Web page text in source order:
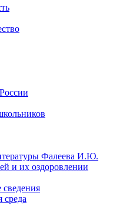
Фалеева И.Ю.
и их оздоровлении